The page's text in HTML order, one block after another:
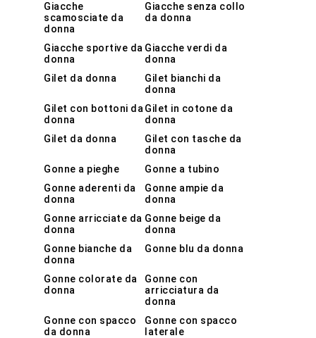
Giacche
scamosciate da
donna
Giacche senza collo
da donna
Giacche sportive da
donna
Giacche verdi da
donna
Gilet da donna
Gilet bianchi da
donna
Gilet con bottoni da
donna
Gilet in cotone da
donna
Gilet da donna
Gilet con tasche da
donna
Gonne a pieghe
Gonne a tubino
Gonne aderenti da
donna
Gonne ampie da
donna
Gonne arricciate da
donna
Gonne beige da
donna
Gonne bianche da
donna
Gonne blu da donna
Gonne colorate da
donna
Gonne con
arricciatura da
donna
Gonne con spacco
da donna
Gonne con spacco
laterale